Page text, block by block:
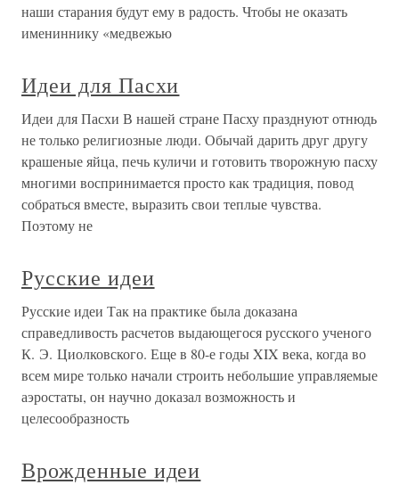
наши старания будут ему в радость. Чтобы не оказать
имениннику «медвежью
Идеи для Пасхи
Идеи для Пасхи В нашей стране Пасху празднуют отнюдь
не только религиозные люди. Обычай дарить друг другу
крашеные яйца, печь куличи и готовить творожную пасху
многими воспринимается просто как традиция, повод
собраться вместе, выразить свои теплые чувства.
Поэтому не
Русские идеи
Русские идеи Так на практике была доказана
справедливость расчетов выдающегося русского ученого
К. Э. Циолковского. Еще в 80-е годы XIX века, когда во
всем мире только начали строить небольшие управляемые
аэростаты, он научно доказал возможность и
целесообразность
Врожденные идеи